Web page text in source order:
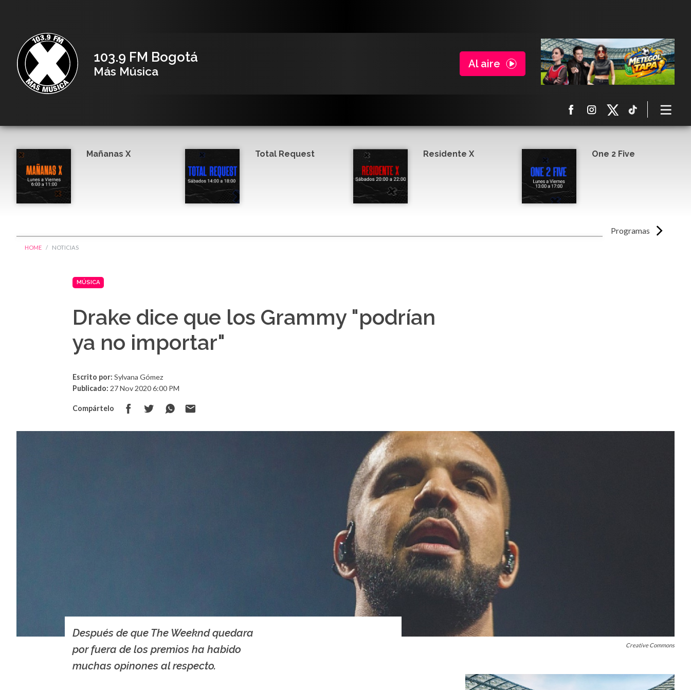
103.9 FM Bogotá
Más Música
Al aire
Programas
Mañanas X Total Request Residente X One 2 Five
HOME NOTICIAS
MÚSICA
Drake dice que los Grammy "podrían
ya no importar"
Escrito por: Sylvana Gómez
Publicado: 27 Nov 2020 6:00 PM
Compártelo
Creative Commons
Después de que The Weeknd quedara
por fuera de los premios ha habido
muchas opinones al respecto.